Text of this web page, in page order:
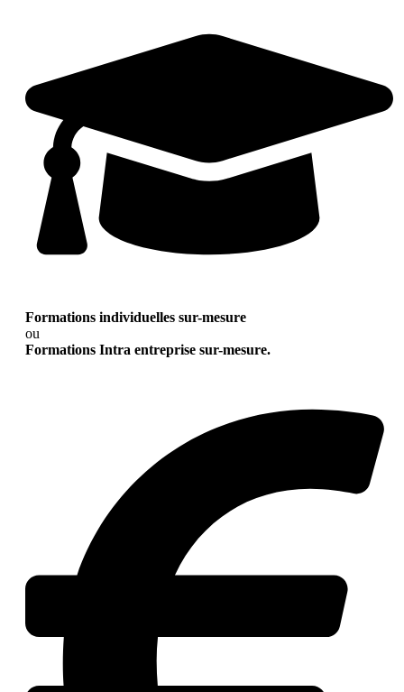
Formations individuelles sur-mesure
ou
Formations Intra entreprise sur-mesure.